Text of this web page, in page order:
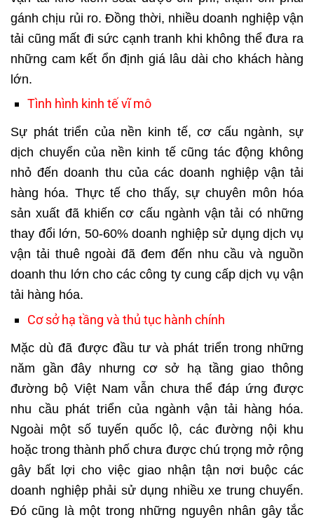
gánh chịu rủi ro. Đồng thời, nhiều doanh nghiệp vận
tải cũng mất đi sức cạnh tranh khi không thể đưa ra
những cam kết ổn định giá lâu dài cho khách hàng
lớn.
Tình hình kinh tế vĩ mô
Sự phát triển của nền kinh tế, cơ cấu ngành, sự
dịch chuyển của nền kinh tế cũng tác động không
nhỏ đến doanh thu của các doanh nghiệp vận tải
hàng hóa. Thực tế cho thấy, sự chuyên môn hóa
sản xuất đã khiến cơ cấu ngành vận tải có những
thay đổi lớn, 50-60% doanh nghiệp sử dụng dịch vụ
vận tải thuê ngoài đã đem đến nhu cầu và nguồn
doanh thu lớn cho các công ty cung cấp dịch vụ vận
tải hàng hóa.
Cơ sở hạ tầng và thủ tục hành chính
Mặc dù đã được đầu tư và phát triển trong những
năm gần đây nhưng cơ sở hạ tầng giao thông
đường bộ Việt Nam vẫn chưa thể đáp ứng được
nhu cầu phát triển của ngành vận tải hàng hóa.
Ngoài một số tuyến quốc lộ, các đường nội khu
hoặc trong thành phố chưa được chú trọng mở rộng
gây bất lợi cho việc giao nhận tận nơi buộc các
doanh nghiệp phải sử dụng nhiều xe trung chuyển.
Đó cũng là một trong những nguyên nhân gây tắc